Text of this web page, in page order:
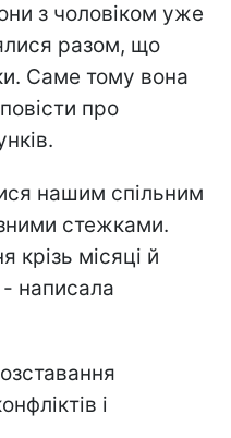
з чоловіком уже
разом, що
Саме тому вона
про
нашим спільним
стежками.
місяці й
- написала
і